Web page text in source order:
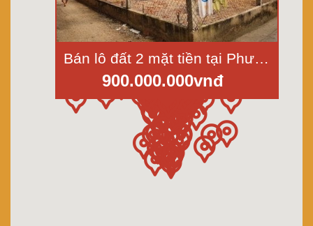
Bán lô đất 2 mặt tiền tại Phước Lâm, Cần Giuộc, khu dân cư mới hiện hữu, diện tích 19x50m
900.000.000vnđ